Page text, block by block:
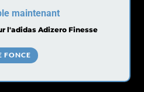
maintenant
l'adidas Adizero Finesse
FONCE